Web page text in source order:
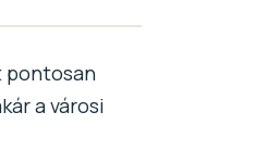
pontosan
a városi